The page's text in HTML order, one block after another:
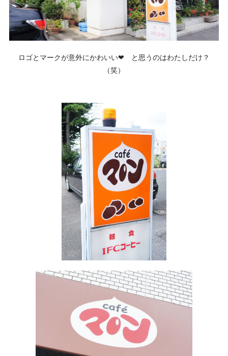
ロゴとマークが意外にかわいい❤ と思うのはわたしだけ？
（笑）